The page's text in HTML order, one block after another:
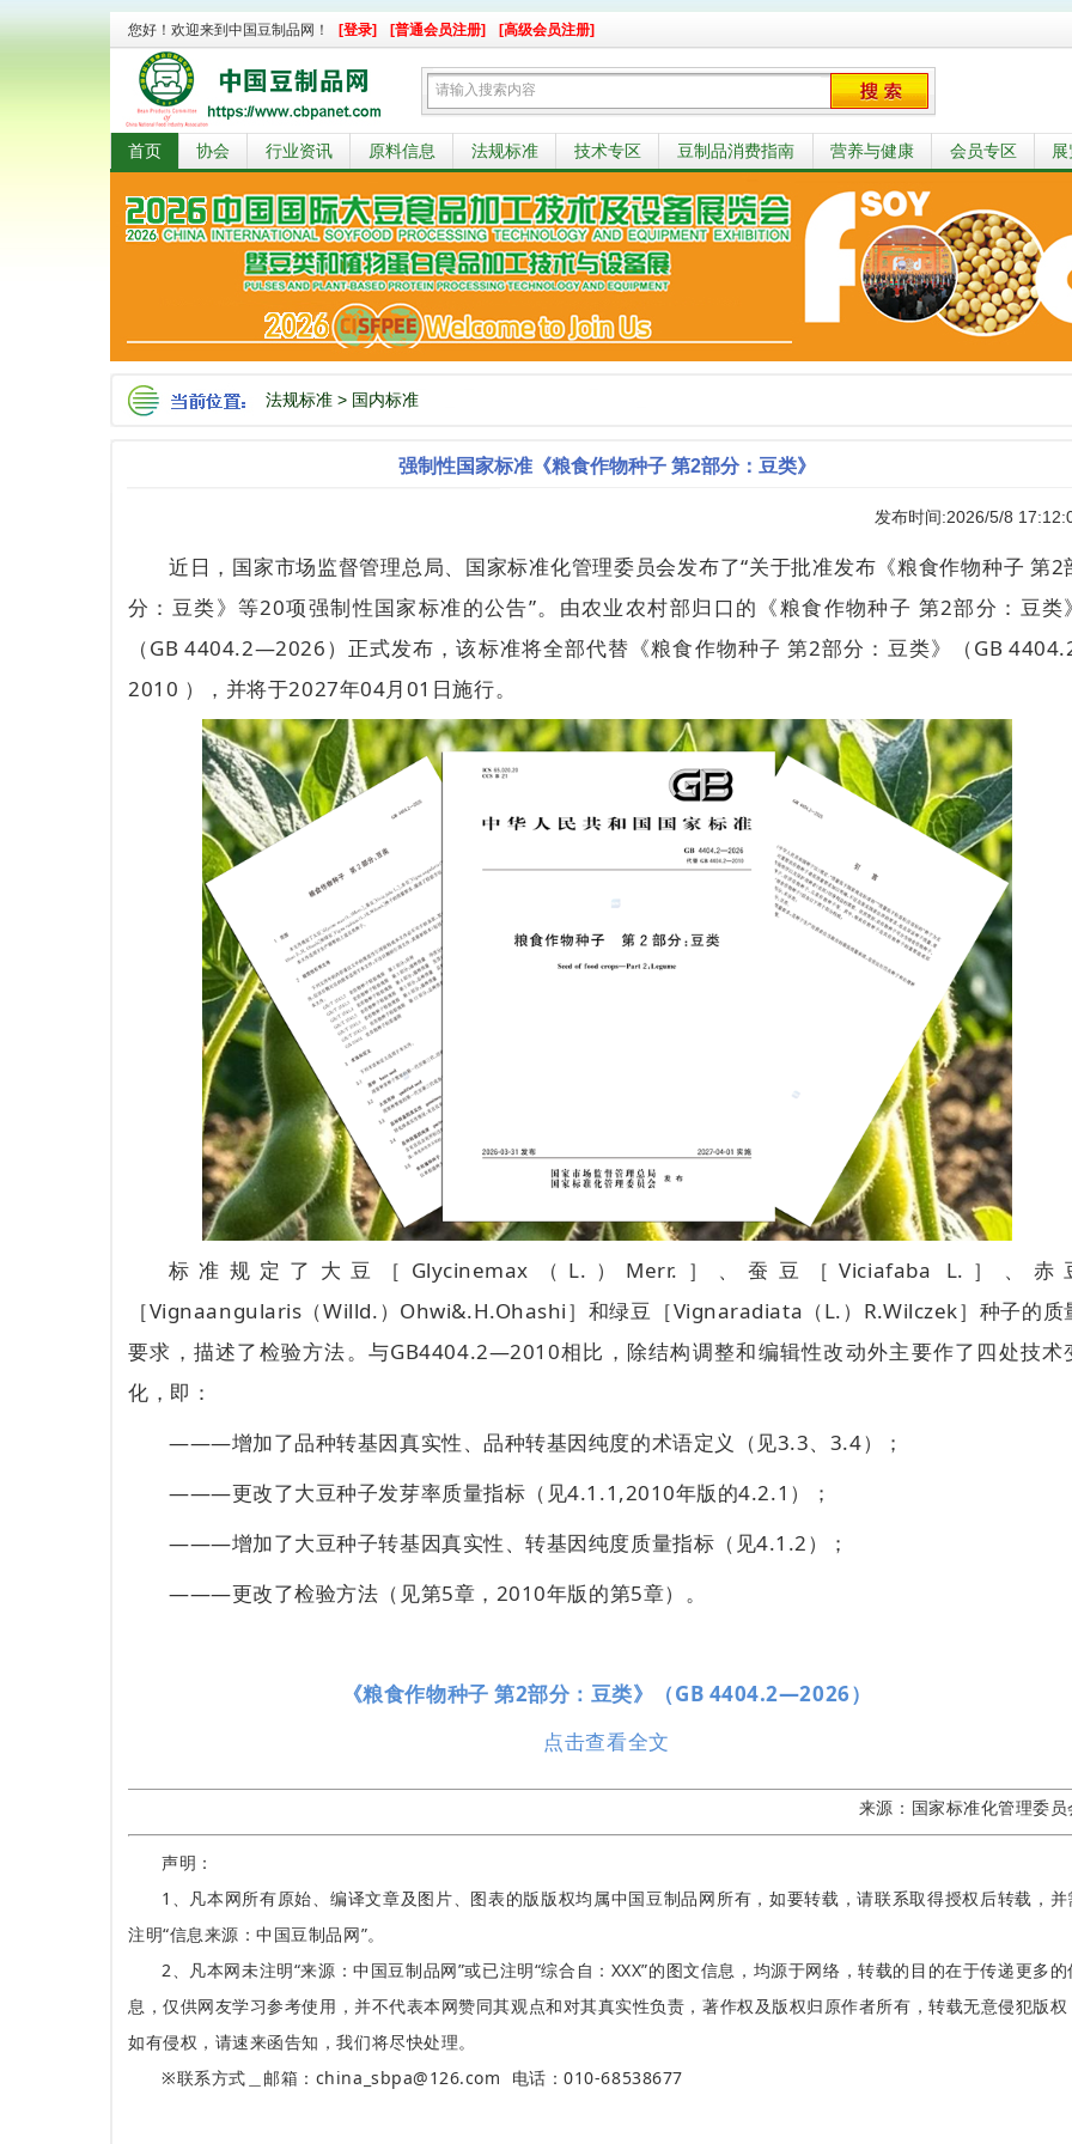
您好！欢迎来到中国豆制品网！ [登录] [普通会员注册] [高级会员注册]
首页 协会 行业资讯 原料信息 法规标准 技术专区 豆制品消费指南 营养与健康 会员专区
法规标准 > 国内标准
强制性国家标准《粮食作物种子 第2部分：豆类》
发布时间:2026/5/8
近日，国家市场监督管理总局、国家标准化管理委员会发布了“关于批准发布《粮食作物种子 第2
分：豆类》等20项强制性国家标准的公告”。由农业农村部归口的《粮食作物种子 第2部分：豆类》
（GB 4404.2—2026）正式发布，该标准将全部代替《粮食作物种子 第2部分：豆类》（GB
2010 ），并将于2027年04月01日施行。
标准规定了大豆［Glycinemax（L.）Merr.］、蚕豆［Viciafaba L.］、赤
［Vignaangularis（Willd.）Ohwi&.H.Ohashi］和绿豆［Vignaradiata（L.）R.Wilczek］种子的质
要求，描述了检验方法。与GB4404.2—2010相比，除结构调整和编辑性改动外主要作了四处技术
化，即：
———增加了品种转基因真实性、品种转基因纯度的术语定义（见3.3、3.4）；
———更改了大豆种子发芽率质量指标（见4.1.1,2010年版的4.2.1）；
———增加了大豆种子转基因真实性、转基因纯度质量指标（见4.1.2）；
———更改了检验方法（见第5章，2010年版的第5章）。
《粮食作物种子 第2部分：豆类》（GB 4404.2—2026）
点击查看全文
来源： 国家标准化管理委员
声明：
1、凡本网所有原始、编译文章及图片、图表的版版权均属中国豆制品网所有，如要转载，请联系取得授权后转载，并
注明“信息来源：中国豆制品网”。
2、凡本网未注明“来源：中国豆制品网”或已注明“综合自：XXX”的图文信息，均源于网络，转载的目的在于传递更多的
息，仅供网友学习参考使用，并不代表本网赞同其观点和对其真实性负责，著作权及版权归原作者所有，转载无意侵犯版权
如有侵权，请速来函告知，我们将尽快处理。
※联系方式＿邮箱：china_sbpa@126.com 电话：010-68538677